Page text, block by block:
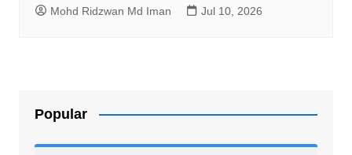
Mohd Ridzwan Md Iman Jul 10, 2026
Popular